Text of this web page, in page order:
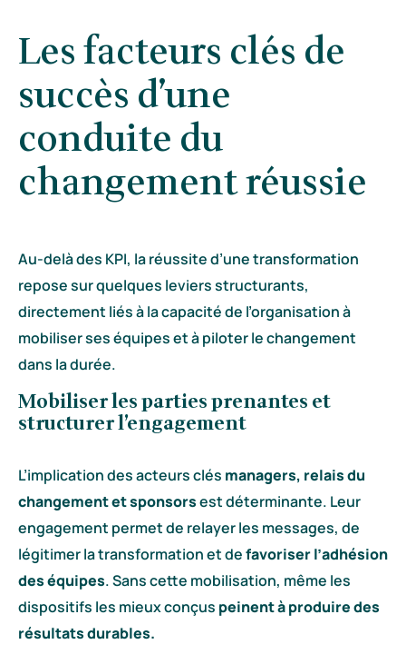
Les facteurs clés de
succès d’une
conduite du
changement réussie
Au-delà des KPI, la réussite d’une transformation
repose sur quelques leviers structurants,
directement liés à la capacité de l’organisation à
mobiliser ses équipes et à piloter le changement
dans la durée.
Mobiliser les parties prenantes et
structurer l’engagement
L’implication des acteurs clés managers, relais du
changement et sponsorsest déterminante. Leur
engagement permet de relayer les messages, de
légitimer la transformation et defavoriser l’adhésion
des équipes. Sans cette mobilisation, même les
dispositifs les mieux conçus peinent à produire des
résultats durables.